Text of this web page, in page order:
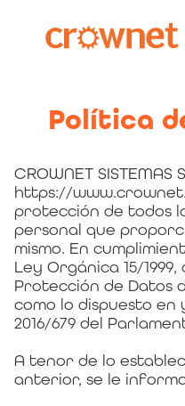
Política
CROWNET
https://
protección de todos
personal que
mismo. En
Ley Orgánica 15/
Protección de Datos
como lo dispuesto en
2016/679 del
A tenor de lo
anterior, se le